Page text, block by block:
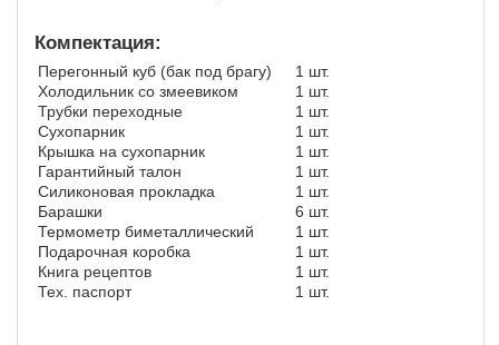
Компектация:
Перегонный куб (бак под брагу)
1 шт.
Холодильник со змеевиком
1 шт.
Трубки переходные
1 шт.
Сухопарник
1 шт.
Крышка на сухопарник
1 шт.
Гарантийный талон
1 шт.
Силиконовая прокладка
1 шт.
Барашки
6 шт.
Термометр биметаллический
1 шт.
Подарочная коробка
1 шт.
Книга рецептов
1 шт.
Тех. паспорт
1 шт.